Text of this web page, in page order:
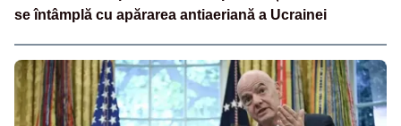
se întâmplă cu apărarea antiaeriană a Ucrainei